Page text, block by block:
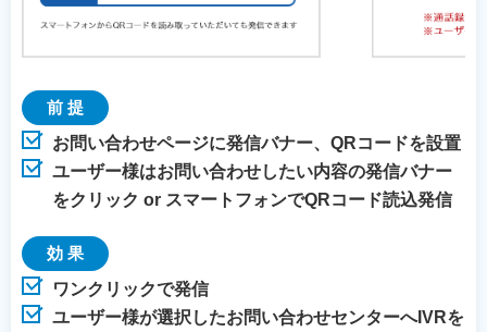
前 提
お問い合わせページに発信バナー、QRコードを設置
ユーザー様はお問い合わせしたい内容の発信バナー
をクリック or スマートフォンでQRコード読込発信
効 果
ワンクリックで発信
ユーザー様が選択したお問い合わせセンターへIVRを